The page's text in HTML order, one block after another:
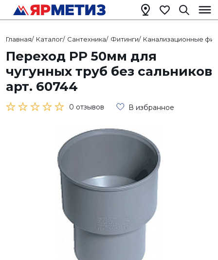
Главная/ Каталог/ Сантехника/ Фитинги/ Канализационные
Переход РР 50мм для
чугунных труб без сальников
арт. 60744
0 отзывов В избранное